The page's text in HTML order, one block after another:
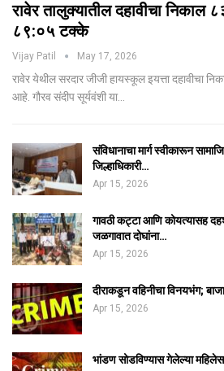
रावेर तालुक्यातील दहावीचा निकाल
८९:०५ टक्के
Vijay Patil May 17, 2026
रावेर येथील सरदार जीजी हायस्कूल इयत्ता दहावीचा
आहे. गौरव संदीप सूर्यवंशी या…
संविधानाचा मार्ग स्वीकारून
जिल्हाधिकारी…
Apr 15, 2026
गावठी कट्टा आणि कोयत्यासह
जळगावात दोघांना…
Apr 15, 2026
दीराकडून वहिनीचा विनयभंग;
Apr 15, 2026
भांडण सोडविण्यास गेलेल्या महिलेस